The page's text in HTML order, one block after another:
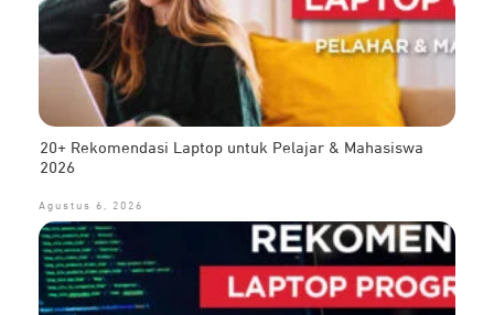
20+ Rekomendasi Laptop untuk Pelajar & Mahasiswa
2026
Agustus 6, 2026